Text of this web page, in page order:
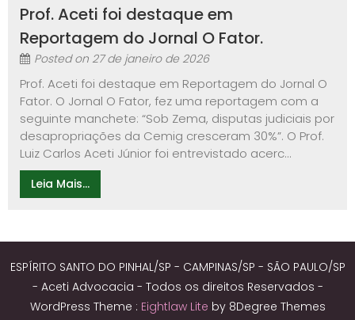
Prof. Aceti foi destaque em
Reportagem do Jornal O Fator.
Posted on 27 de janeiro de 2026
Prof. Aceti foi destaque em Reportagem do Jornal O
Fator. O Jornal O Fator, fez uma reportagem com a
seguinte manchete: “Sob Zema, disputas judiciais por
desapropriações da Cemig cresceram 30%”. O Prof.
Luiz Carlos Aceti Júnior foi entrevistado acerc...
Leia Mais...
ESPÍRITO SANTO DO PINHAL/SP - CAMPINAS/SP - SÃO PAULO/SP
- Aceti Advocacia - Todos os direitos Reservados -
WordPress Theme : Eightlaw Lite by 8Degree Themes